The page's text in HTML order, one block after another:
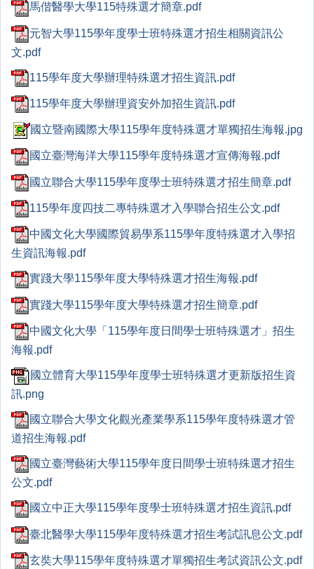
馬偕醫學大學115特殊選才簡章.pdf
元智大學115學年度學士班特殊選才招生相關資訊公
文.pdf
115學年度大學辦理特殊選才招生資訊.pdf
115學年度大學辦理資安外加招生資訊.pdf
國立暨南國際大學115學年度特殊選才單獨招生海報.jpg
國立臺灣海洋大學115學年度特殊選才宣傳海報.pdf
國立聯合大學115學年度學士班特殊選才招生簡章.pdf
115學年度四技二專特殊選才入學聯合招生公文.pdf
中國文化大學國際貿易學系115學年度特殊選才入學招
生資訊海報.pdf
實踐大學115學年度大學特殊選才招生海報.pdf
實踐大學115學年度大學特殊選才招生簡章.pdf
中國文化大學「115學年度日間學士班特殊選才」招生
海報.pdf
國立體育大學115學年度學士班特殊選才更新版招生資
訊.png
國立聯合大學文化觀光產業學系115學年度特殊選才管
道招生海報.pdf
國立臺灣藝術大學115學年度日間學士班特殊選才招生
公文.pdf
國立中正大學115學年度學士班特殊選才招生資訊.pdf
臺北醫學大學115學年度特殊選才招生考試訊息公文.pdf
玄奘大學115學年度特殊選才單獨招生考試資訊公文.pdf